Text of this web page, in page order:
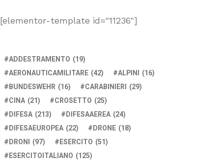
[elementor-template id="11236"]
ADDESTRAMENTO (19)
AERONAUTICAMILITARE (42) ALPINI (16)
BUNDESWEHR (16) CARABINIERI (29)
CINA (21) CROSETTO (25)
DIFESA (213) DIFESAAEREA (24)
DIFESAEUROPEA (22) DRONE (18)
DRONI (97) ESERCITO (51)
ESERCITOITALIANO (125)